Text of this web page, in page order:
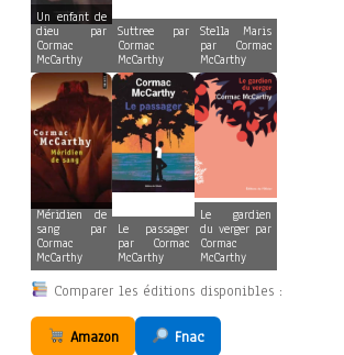
Un enfant de
dieu par
Cormac
McCarthy
Suttree par
Cormac
McCarthy
Stella Maris
par Cormac
McCarthy
Méridien de
sang par
Cormac
McCarthy
Le passager
par Cormac
McCarthy
Le gardien
du verger par
Cormac
McCarthy
Comparer les éditions disponibles :
Amazon Fnac